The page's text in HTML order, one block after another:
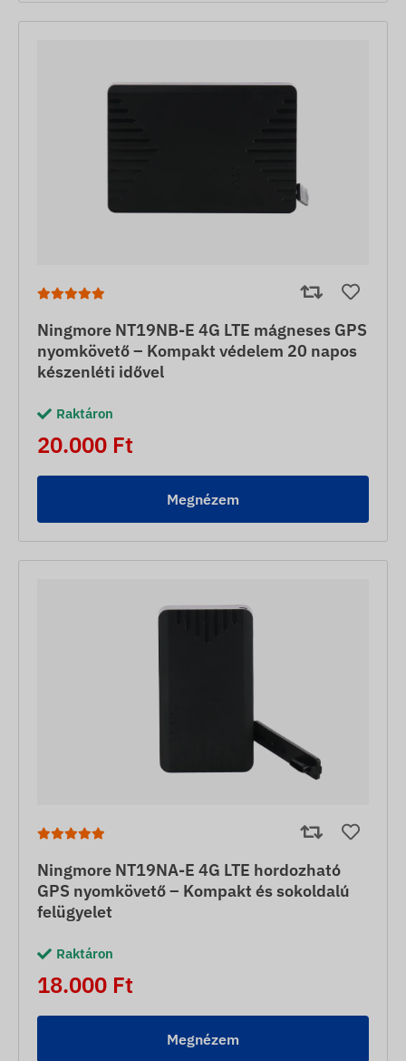
Ningmore NT19NB-E 4G LTE mágneses GPS
nyomkövető – Kompakt védelem 20 napos
készenléti idővel
Raktáron
20.000 Ft
Megnézem
Ningmore NT19NA-E 4G LTE hordozható
GPS nyomkövető – Kompakt és sokoldalú
felügyelet
Raktáron
18.000 Ft
Megnézem